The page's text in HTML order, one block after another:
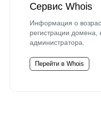
Сервис Whois
Информация о
регистрации домена,
администратора.
Перейти в Whois